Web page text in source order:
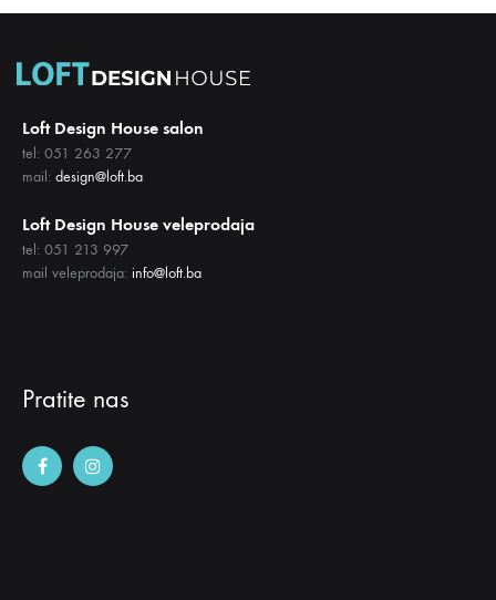
Loft Design House salon
tel: 051 263 277
mail: design@loft.ba
Loft Design House veleprodaja
tel: 051 213 997
mail veleprodaja: info@loft.ba
Pratite nas